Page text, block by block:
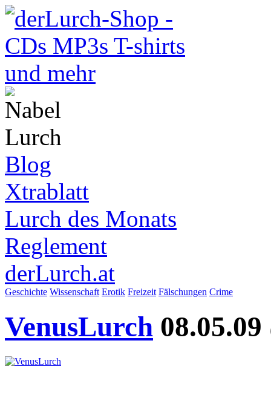
Blog
Xtrablatt
Lurch des Monats
Reglement
derLurch.at
Geschichte Wissenschaft Erotik Freizeit Fälschungen Crime
VenusLurch 08.05.09